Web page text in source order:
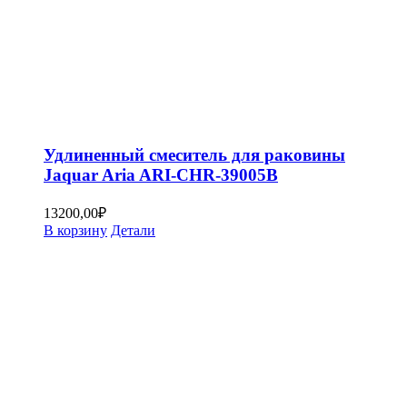
Удлиненный смеситель для раковины
Jaquar Aria ARI-CHR-39005B
13200,00₽
В корзину Детали